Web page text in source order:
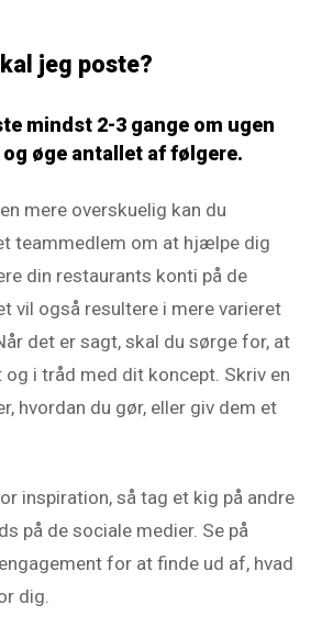
jeg poste?
mindst 2-3 gange om ugen
øge antallet af følgere.
mere overskuelig kan du
teammedlem om at hjælpe dig
din restaurants konti på de
vil også resultere i mere varieret
det er sagt, skal du sørge for, at
og i tråd med dit koncept. Skriv en
hvordan du gør, eller giv dem et
inspiration, så tag et kig på andre
på de sociale medier. Se på
for at finde ud af, hvad
dig.